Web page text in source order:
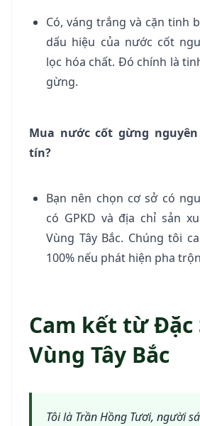
Có, váng trắng và cặn tinh
dấu hiệu của nước cốt
lọc hóa chất. Đó chính là
gừng.
Mua nước cốt gừng
tín?
Bạn nên chọn cơ sở có
có GPKD và địa chỉ sản
Vùng Tây Bắc. Chúng tôi
100% nếu phát hiện pha
Cam kết từ Đặc
Vùng Tây Bắc
Tôi là Trần Hồng Tươi, người